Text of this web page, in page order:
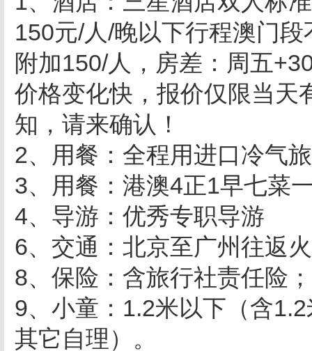
150元/人/晚以下行程澳门
附加150/人，房差：周五
价格变化快，报价仅限当天
知，请来确认！
2、用餐：全程用进口冷气
3、用餐：港澳4正1早七菜
4、 导游：优秀专职导游
6、交通：北京至广州往返
8、保险：含旅行社责任险；
9、小童：1.2米以下（含
其它自理）。